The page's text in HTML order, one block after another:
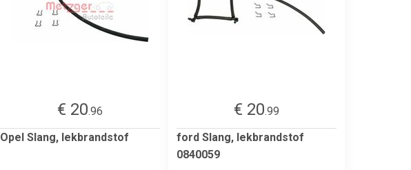
€ 20.96
Opel Slang, lekbrandstof
€ 20.99
ford Slang, lekbrandstof
0840059